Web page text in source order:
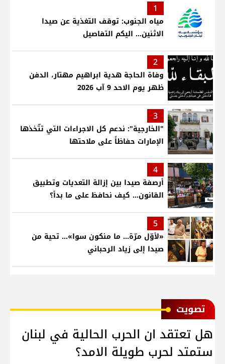
1
مياه الجنوب: توقف التغذية عن صيدا
الاثنين... اليكم التفاصيل
2
وفاة الحاجة هدية ابراهيم مهتار، الدفن
ظهر يوم الاحد 9 آب 2026
3
"الخارجية": ندعم كل الاجراءات التي تتّخذها
الإمارات حفاظاً على ملاحتها
4
أرصفة صيدا بين إزالة التعديات وتطبيق
القانون... كيف نحافظ على ما بدأ؟
5
«لأوّل مرّة… ما منكون سوا»… تحية من
صيدا إلى زياد الرحباني
ﺗﺼﻮﻳﺖ
هل تعتقد ان الحرب الحالية في لبنان
ستمتد لحرب طويلة الامد؟